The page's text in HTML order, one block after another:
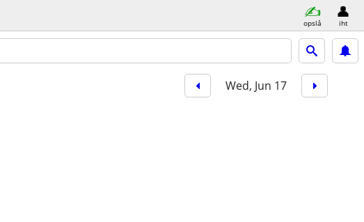
opslå iht
Wed, Jun 17